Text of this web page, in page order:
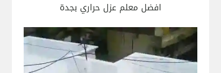
افضل معلم عزل حراري بجدة